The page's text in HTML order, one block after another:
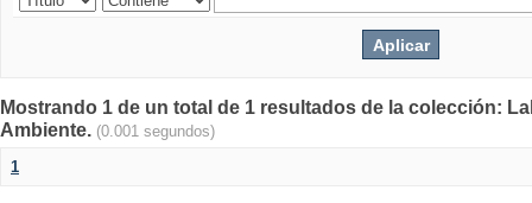
Mostrando 1 de un total de 1 resultados de la colección:
Ambiente. (0.001 segundos)
1